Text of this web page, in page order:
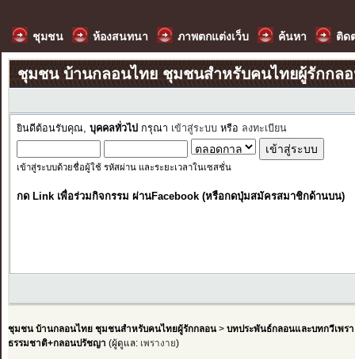
ชุมชน ห้องสนทนา ภาพตกแต่งเว็บ ค้นหา ติด
ชุมชน บ้านกลอนไทย ชุมชนสำหรับคนไทยผู้รักกล
ยินดีต้อนรับคุณ, บุคคลทั่วไป กรุณา เข้าสู่ระบบ หรือ ลงทะเบียน
เข้าสู่ระบบด้วยชื่อผู้ใช้ รหัสผ่าน และระยะเวลาในเซสชั่น
กด Link เพื่อร่วมกิจกรรม ผ่านFacebook (หรือกดปุ่มสมัครสมาชิกด้านบน)
ชุมชน บ้านกลอนไทย ชุมชนสำหรับคนไทยผู้รักกลอน> บทประพันธ์กลอนและบทกวีเพรา
ธรรมชาติ+กลอนปรัชญา (ผู้ดูแล: เพรางาย)